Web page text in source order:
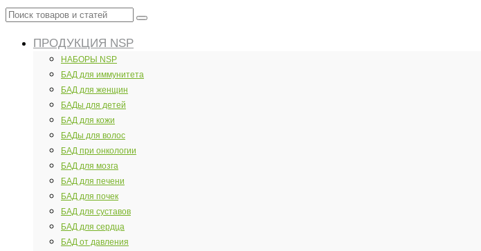
Поиск
ПРОДУКЦИЯ NSP
НАБОРЫ NSP
БАД для иммунитета
БАД для женщин
БАДы для детей
БАД для кожи
БАДы для волос
БАД при онкологии
БАД для мозга
БАД для печени
БАД для почек
БАД для суставов
БАД для сердца
БАД от давления